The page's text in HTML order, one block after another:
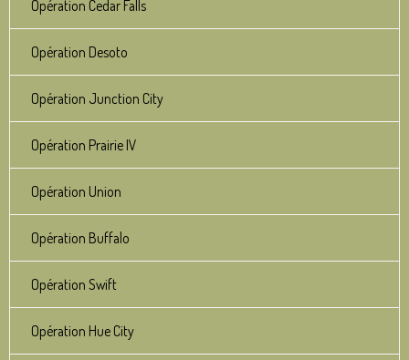
Opération Cedar Falls
Opération Desoto
Opération Junction City
Opération Prairie IV
Opération Union
Opération Buffalo
Opération Swift
Opération Hue City